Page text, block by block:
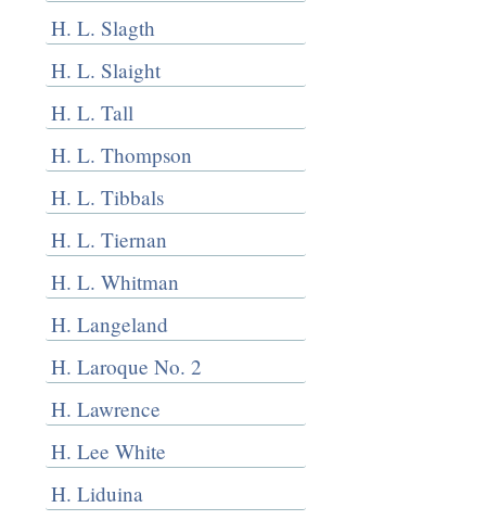
H. L. Slagth
H. L. Slaight
H. L. Tall
H. L. Thompson
H. L. Tibbals
H. L. Tiernan
H. L. Whitman
H. Langeland
H. Laroque No. 2
H. Lawrence
H. Lee White
H. Liduina